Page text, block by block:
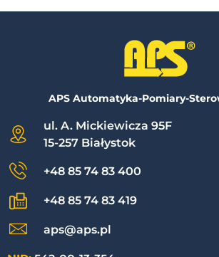
APS Automatyka-Pomiary-
ul. A. Mickiewicza 95F
15-257 Białystok
+48 85 74 83 400
+48 85 74 83 419
aps@aps.pl